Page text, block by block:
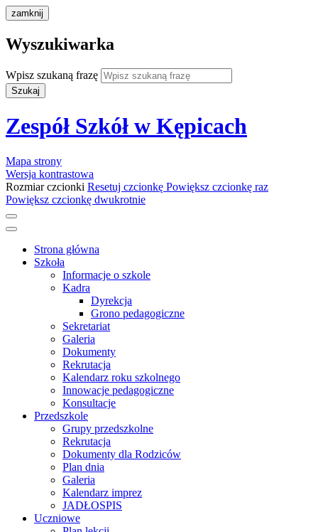
zamknij
Wyszukiwarka
Wpisz szukaną frazę
Szukaj
Zespół Szkół w Kępicach
Mapa strony
Wersja kontrastowa
Rozmiar czcionki Resetuj czcionkę Powiększ czcionkę raz
Powiększ czcionkę dwukrotnie
Strona główna
Szkoła
Informacje o szkole
Kadra
Dyrekcja
Grono pedagogiczne
Sekretariat
Galeria
Dokumenty
Rekrutacja
Kalendarz roku szkolnego
Innowacje pedagogiczne
Konsultacje
Przedszkole
Grupy przedszkolne
Rekrutacja
Dokumenty dla Rodziców
Plan dnia
Galeria
Kalendarz imprez
JADŁOSPIS
Uczniowe